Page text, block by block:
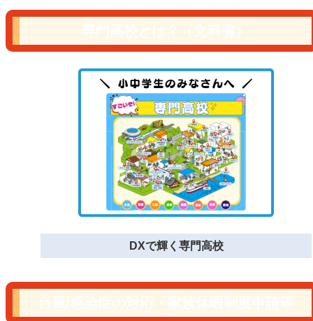
DXで輝く専門高校